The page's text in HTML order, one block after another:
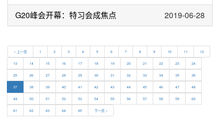
G20峰会开幕：特习会成焦点
2019-06-28
« 上一页 1 2 3 4 5 6 7 8 9 10 11 12
13 14 15 16 17 18 19 20 21 22 23 24
25 26 27 28 29 30 31 32 33 34 35 36
37 38 39 40 41 42 43 44 45 46 47 48
49 50 51 52 53 54 55 56 57 58 59 60
61 62 63 64 65 下一页 »